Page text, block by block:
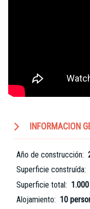
INFORMACION
Año de construcción:
Superficie construída:
Superficie total:
Alojamiento: 10